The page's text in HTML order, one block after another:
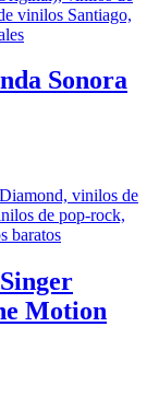
Sonora
Motion